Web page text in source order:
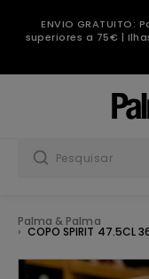
ENVIO
superiores a 75€ |
Palma & Palma
COPO SPIRIT 47.5CL